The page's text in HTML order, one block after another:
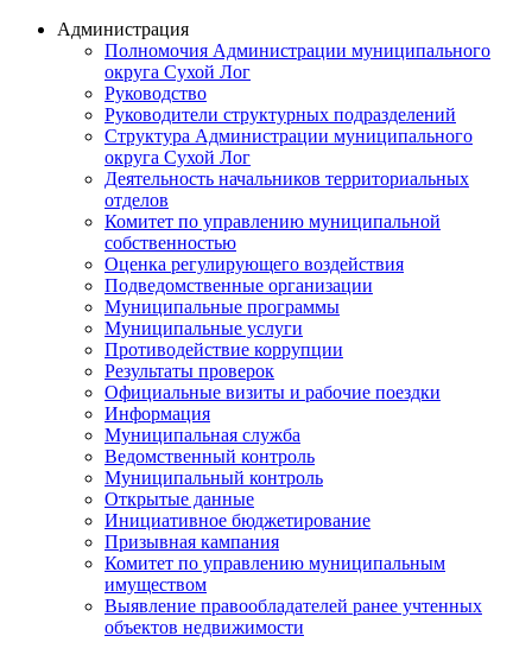
Администрация
Полномочия Администрации муниципального
округа Сухой Лог
Руководство
Руководители структурных подразделений
Структура Администрации муниципального
округа Сухой Лог
Деятельность начальников территориальных
отделов
Комитет по управлению муниципальной
собственностью
Оценка регулирующего воздействия
Подведомственные организации
Муниципальные программы
Муниципальные услуги
Противодействие коррупции
Результаты проверок
Официальные визиты и рабочие поездки
Информация
Муниципальная служба
Ведомственный контроль
Муниципальный контроль
Открытые данные
Инициативное бюджетирование
Призывная кампания
Комитет по управлению муниципальным
имуществом
Выявление правообладателей ранее учтенных
объектов недвижимости